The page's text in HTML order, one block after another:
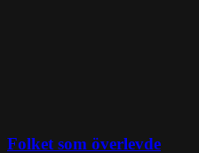
Folket som överlevde